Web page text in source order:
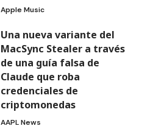
Apple Music
Una nueva variante del
MacSync Stealer a través
de una guía falsa de
Claude que roba
credenciales de
criptomonedas
AAPL News